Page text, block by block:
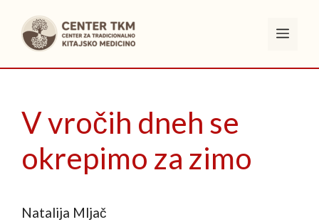
content
V vročih dneh se
okrepimo za zimo
Natalija Mljač